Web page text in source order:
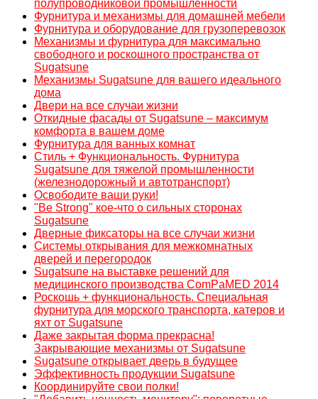
полупроводниковой промышленности
Фурнитура и механизмы для домашней мебели
Фурнитура и оборудование для грузоперевозок
Механизмы и фурнитура для максимально
свободного и роскошного пространства от
Sugatsune
Механизмы Sugatsune для вашего идеального
дома
Двери на все случаи жизни
Откидные фасады от Sugatsune – максимум
комфорта в вашем доме
Фурнитура для ванных комнат
Стиль + Функциональность. Фурнитура
Sugatsune для тяжелой промышленности
(железнодорожный и автотранспорт)
Освободите ваши руки!
"Be Strong" кое-что о сильных сторонах
Sugatsune
Дверные фиксаторы на все случаи жизни
Системы открывания для межкомнатных
дверей и перегородок
Sugatsune на выставке решений для
медицинского производства ComPaMED 2014
Роскошь + функциональность. Специальная
фурнитура для морского транспорта, катеров и
яхт от Sugatsune
Даже закрытая форма прекрасна!
Закрывающие механизмы от Sugatsune
Sugatsune открывает дверь в будущее
Эффективность продукции Sugatsune
Координируйте свои полки!